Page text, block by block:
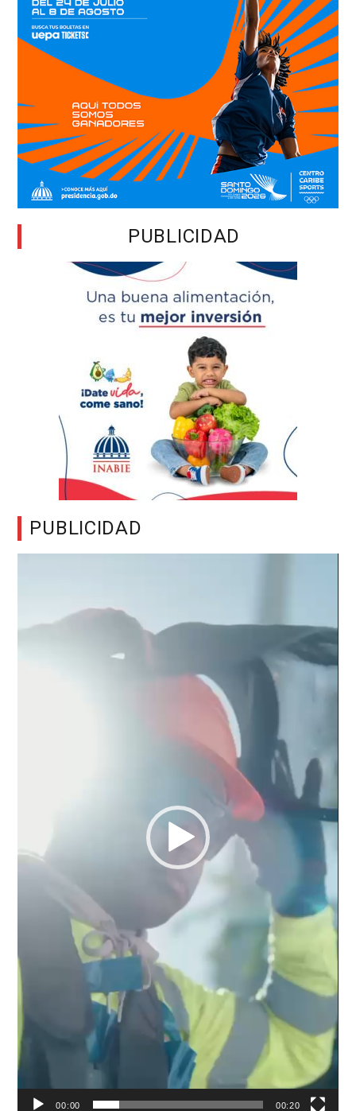
PUBLICIDAD
PUBLICIDAD
00:00 00:20